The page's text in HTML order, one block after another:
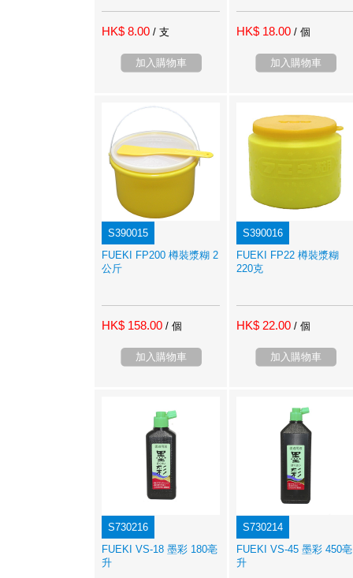
HK$ 8.00 / 支
加入購物車
HK$ 18.00 / 個
加入購物車
S390015
FUEKI FP200 樽裝漿糊 2
公斤
HK$ 158.00 / 個
加入購物車
S390016
FUEKI FP22 樽裝漿糊
220克
HK$ 22.00 / 個
加入購物車
S730216
FUEKI VS-18 墨彩 180亳
升
S730214
FUEKI VS-45 墨彩 450亳
升